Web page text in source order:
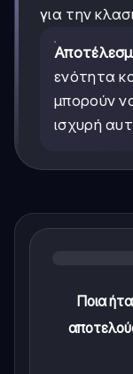
για την
ενότητα
μπορούν
ισχυρή
Ποια